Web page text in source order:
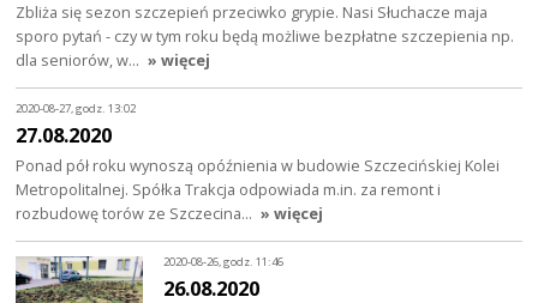
Zbliża się sezon szczepień przeciwko grypie. Nasi Słuchacze maja
sporo pytań - czy w tym roku będą możliwe bezpłatne szczepienia np.
dla seniorów, w… » więcej
2020-08-27, godz. 13:02
27.08.2020
Ponad pół roku wynoszą opóźnienia w budowie Szczecińskiej Kolei
Metropolitalnej. Spółka Trakcja odpowiada m.in. za remont i
rozbudowę torów ze Szczecina… » więcej
2020-08-26, godz. 11:46
26.08.2020